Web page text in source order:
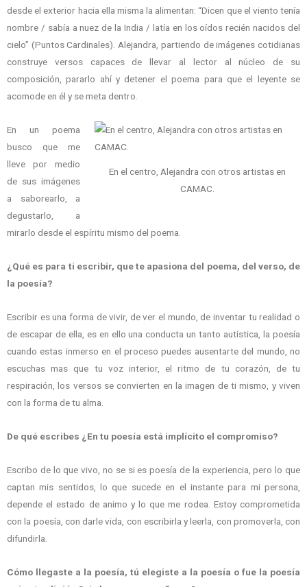
desde el exterior hacia ella misma la alimentan: “Dicen que el viento tenía
nombre / sabía a nuez de la India / latía en los oídos recién nacidos del
cielo” (Puntos Cardinales). Alejandra, partiendo de imágenes cotidianas
construye versos capaces de llevar al lector al núcleo de su
composición, pararlo ahí y detener el poema para que el leyente se
acomode en él y se meta dentro.
En el centro, Alejandra con otros artistas en
CAMAC.
En un poema
busco que me
lleve por medio
de sus imágenes
a saborearlo, a
degustarlo, a
mirarlo desde el espíritu mismo del poema.
¿Qué es para ti escribir, que te apasiona del poema, del verso, de
la poesía?
Escribir es una forma de vivir, de ver el mundo, de inventar tu realidad o
de escapar de ella, es en ello una conducta un tanto autística, la poesía
cuando estas inmerso en el proceso puedes ausentarte del mundo, no
escuchas mas que tu voz interior, el ritmo de tu corazón, de tu
respiración, los versos se convierten en la imagen de ti mismo, y viven
con la forma de tu alma.
De qué escribes ¿En tu poesía está implícito el compromiso?
Escribo de lo que vivo, no se si es poesía de la experiencia, pero lo que
captan mis sentidos, lo que sucede en el instante para mi persona,
depende el estado de animo y lo que me rodea. Estoy comprometida
con la poesía, con darle vida, con escribirla y leerla, con promoverla, con
difundirla.
Cómo llegaste a la poesía, tú elegiste a la poesía o fue la poesía